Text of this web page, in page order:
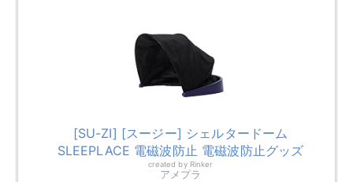
[SU-ZI] [スージー] シェルタードーム
SLEEPLACE 電磁波防止 電磁波防止グッズ
created by Rinker
アメプラ